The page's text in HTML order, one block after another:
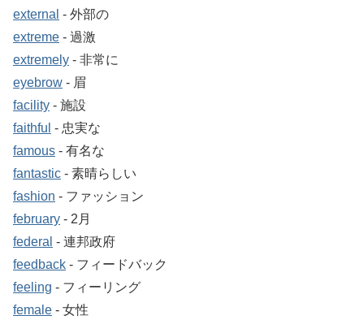
external ‐ 外部の
extreme ‐ 過激
extremely ‐ 非常に
eyebrow ‐ 眉
facility ‐ 施設
faithful ‐ 忠実な
famous ‐ 有名な
fantastic ‐ 素晴らしい
fashion ‐ ファッション
february ‐ 2月
federal ‐ 連邦政府
feedback ‐ フィードバック
feeling ‐ フィーリング
female ‐ 女性